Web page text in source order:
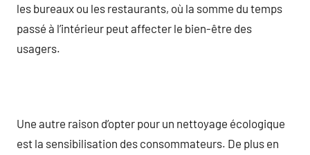
les bureaux ou les restaurants, où la somme du temps
passé à l’intérieur peut affecter le bien-être des
usagers.
Une autre raison d’opter pour un nettoyage écologique
est la sensibilisation des consommateurs. De plus en